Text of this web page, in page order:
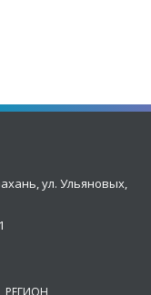
ул. Ульяновых,
РЕГИОН